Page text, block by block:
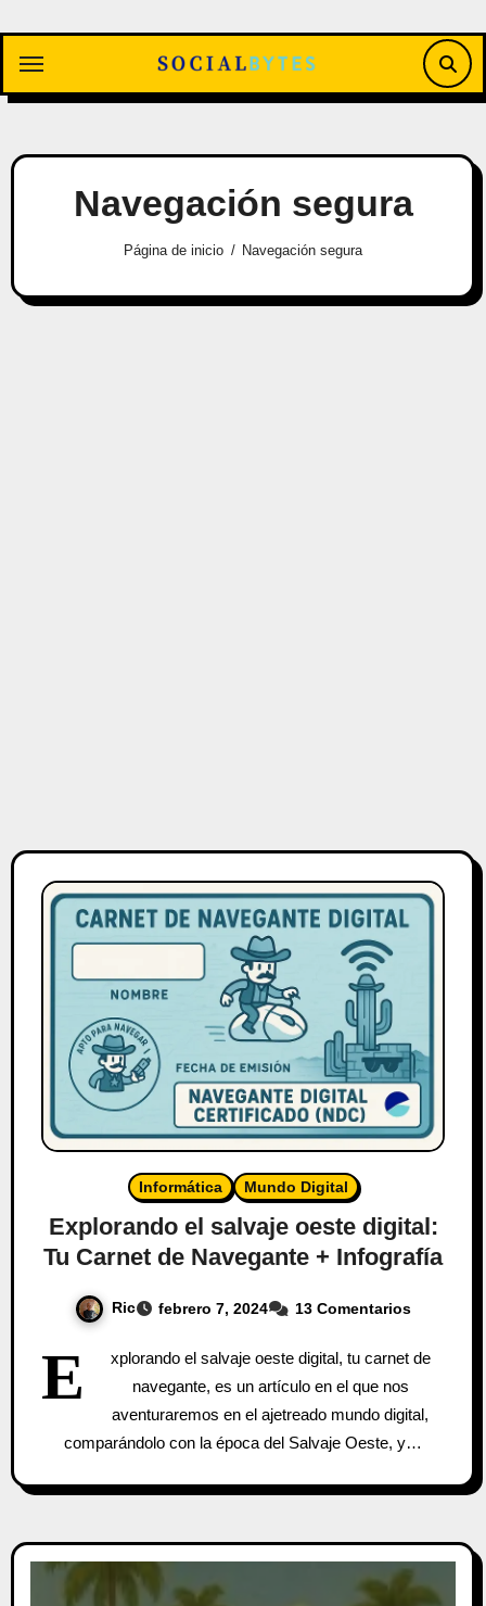
contenido
Navegación segura
Página de inicio Navegación segura
Informática Mundo Digital
Explorando el salvaje oeste digital:
Tu Carnet de Navegante + Infografía
Ric febrero 7, 2024 13 Comentarios
E
xplorando el salvaje oeste digital, tu carnet de
navegante, es un artículo en el que nos
aventuraremos en el ajetreado mundo digital,
comparándolo con la época del Salvaje Oeste, y…